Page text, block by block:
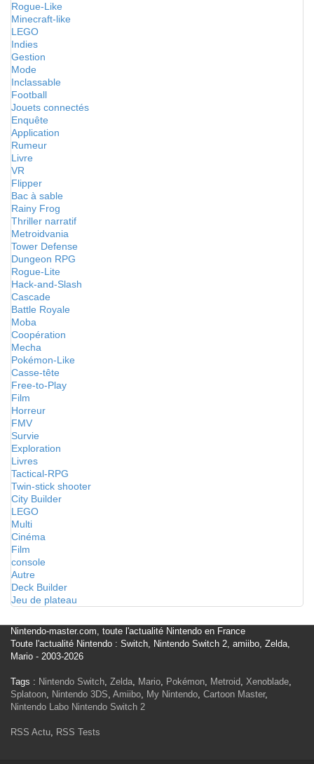
Rogue-Like
Minecraft-like
LEGO
Indies
Gestion
Mode
Inclassable
Football
Jouets connectés
Enquête
Application
Rumeur
Livre
VR
Flipper
Bac à sable
Rainy Frog
Thriller narratif
Metroidvania
Tower Defense
Dungeon RPG
Rogue-Lite
Hack-and-Slash
Cascade
Battle Royale
Moba
Coopération
Mecha
Pokémon-Like
Casse-tête
Free-to-Play
Film
Horreur
FMV
Survie
Exploration
Livres
Tactical-RPG
Twin-stick shooter
City Builder
LEGO
Multi
Cinéma
Film
console
Autre
Deck Builder
Jeu de plateau
Nintendo-master.com, toute l'actualité Nintendo en France
Toute l'actualité Nintendo : Switch, Nintendo Switch 2, amiibo, Zelda,
Mario - 2003-2026
Tags : Nintendo Switch, Zelda, Mario, Pokémon, Metroid, Xenoblade,
Splatoon, Nintendo 3DS, Amiibo, My Nintendo, Cartoon Master,
Nintendo Labo Nintendo Switch 2
RSS Actu, RSS Tests